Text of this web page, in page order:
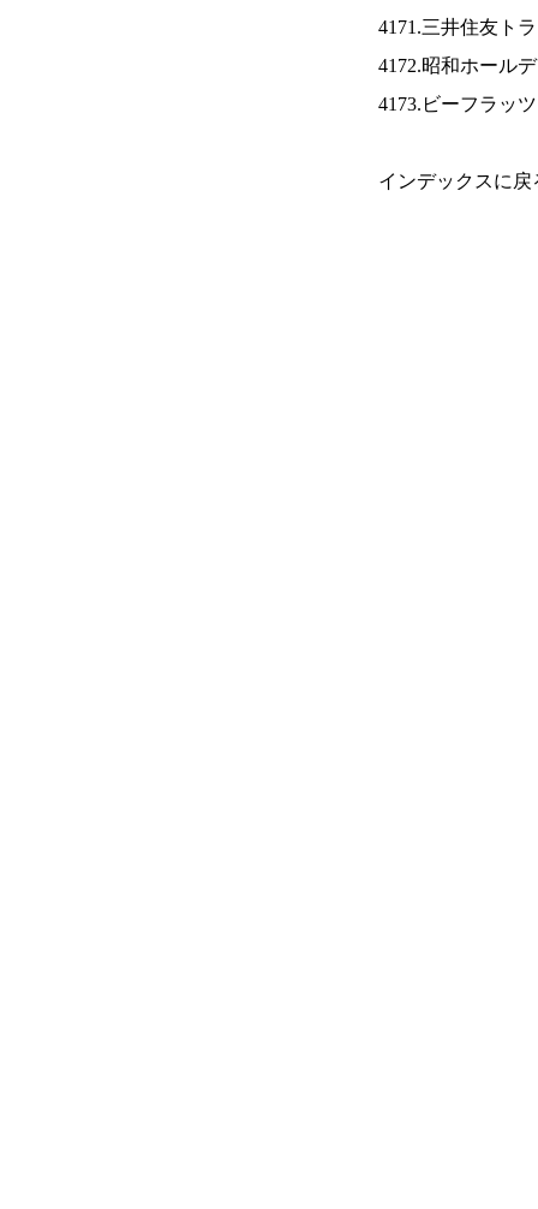
4171.三井住友ト
4172.昭和ホール
4173.ビーフラッ
インデックスに戻